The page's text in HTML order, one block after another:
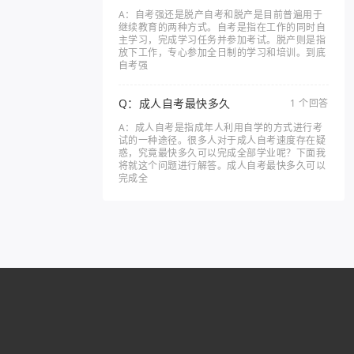
A：自考强还是脱产自考和脱产是目前普遍用于
继续教育的两种方式。自考是指在工作的同时自
主学习，完成学习任务并参加考试。脱产则是指
放下工作，专心参加全日制的学习和培训。到底
自考强
Q：成人自考最快多久
1 个回答
A：成人自考是指成年人利用自学的方式进行考
试的一种途径。很多人对于成人自考速度存在疑
惑，究竟最快多久可以完成全部学业呢？下面我
将就这个问题进行解答。成人自考最快多久可以
完成全